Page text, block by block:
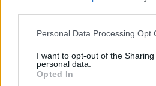
Please note that this website/app
not limited to your visit or usage
grant or deny consent to Google
use your data for below specified
Personal Data Processing Opt
I want to opt-out of the
personal data.
Opted In
Meccs Center
Paris Saint-
Manchester